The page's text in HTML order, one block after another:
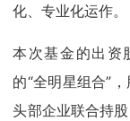
化、专业化运作。
本次基金的出资
的“全明星组合”
头部企业联合持